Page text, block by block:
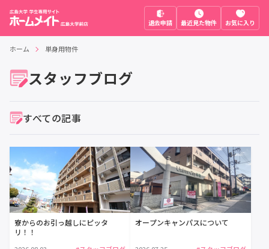
退去申請 最近見た物件 お気に入り
ホーム 単身用物件
スタッフブログ
すべての記事
寮からのお引っ越しにピッタ
リ！！
オープンキャンパスについて